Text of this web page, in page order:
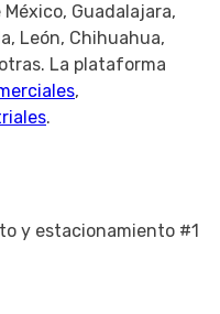
Guadalajara,
León, Chihuahua,
La plataforma
,
.
y estacionamiento #1